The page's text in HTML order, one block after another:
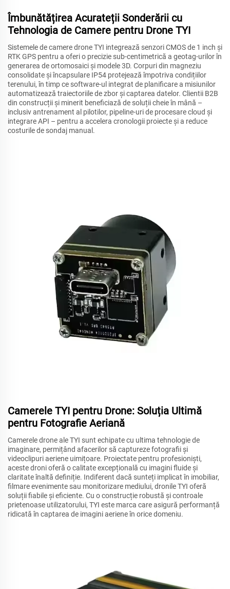
Îmbunătățirea Acurateții Sonderării cu
Tehnologia de Camere pentru Drone TYI
Sistemele de camere drone TYI integrează senzori CMOS de 1 inch și
RTK GPS pentru a oferi o precizie sub-centimetrică a geotag-urilor în
generarea de ortomosaici și modele 3D. Corpuri din magneziu
consolidate și încapsulare IP54 protejează împotriva condițiilor
terenului, în timp ce software-ul integrat de planificare a misiunilor
automatizează traiectoriile de zbor și captarea datelor. Clientii B2B
din construcții și minerit beneficiază de soluții cheie în mână –
inclusiv antrenament al pilotilor, pipeline-uri de procesare cloud și
integrare API – pentru a accelera cronologii proiecte și a reduce
costurile de sondaj manual.
Camerele TYI pentru Drone: Soluția Ultimă
pentru Fotografie Aeriană
Camerele drone ale TYI sunt echipate cu ultima tehnologie de
imaginare, permițând afacerilor să captureze fotografii și
videoclipuri aeriene uimițoare. Proiectate pentru profesioniști,
aceste droni oferă o calitate excepțională cu imagini fluide și
claritate înaltă definiție. Indiferent dacă sunteți implicat în imobiliar,
filmare evenimente sau monitorizare mediului, dronile TYI oferă
soluții fiabile și eficiente. Cu o construcție robustă și controale
prietenoase utilizatorului, TYI este marca care asigură performanță
ridicată în captarea de imagini aeriene în orice domeniu.